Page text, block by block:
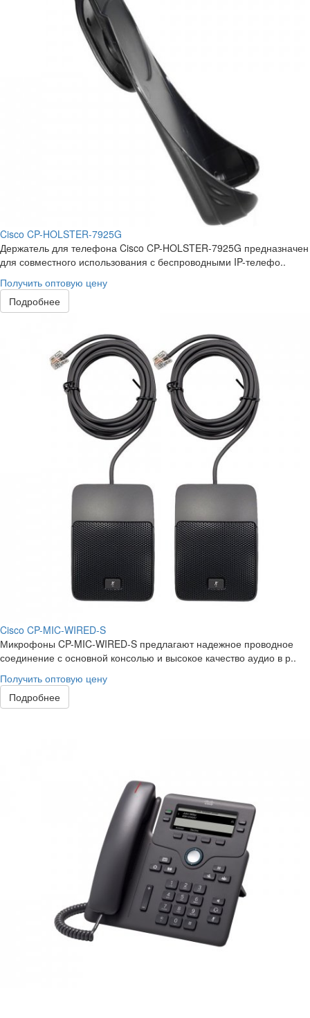
Cisco CP-HOLSTER-7925G
Держатель для телефона Cisco CP-HOLSTER-7925G предназначен
для совместного использования с беспроводными IP-телефо..
Получить оптовую цену
Подробнее
Cisco CP-MIC-WIRED-S
Микрофоны CP-MIC-WIRED-S предлагают надежное проводное
соединение с основной консолью и высокое качество аудио в р..
Получить оптовую цену
Подробнее